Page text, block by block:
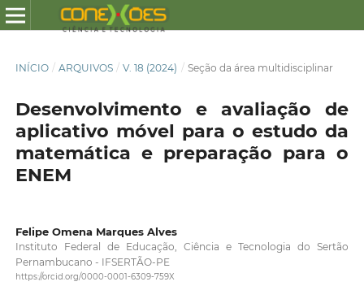
INÍCIO / ARQUIVOS / V. 18 (2024) / Seção da área multidisciplinar
Desenvolvimento e avaliação de
aplicativo móvel para o estudo da
matemática e preparação para o
ENEM
Felipe Omena Marques Alves
Instituto Federal de Educação, Ciência e Tecnologia do Sertão
Pernambucano - IFSERTÃO-PE
https://orcid.org/0000-0001-6309-759X